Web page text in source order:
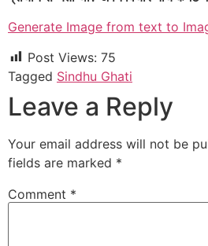
Generate Image from text to
Post Views: 75
Tagged Sindhu Ghati
Leave a Reply
Your email address will not be
fields are marked *
Comment *